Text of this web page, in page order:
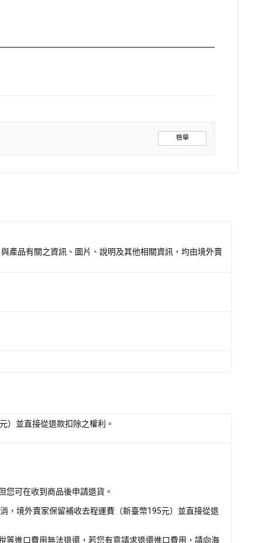
檢舉
產品有關之資訊、圖片、說明及其他相關資訊，均由境外賣
）並直接從退款扣除之權利。
您可在收到商品後申請退貨。
，境外賣家保留補收去程運費（新臺幣195元）並直接從退
進口費用無法退還，若您有意請求退還進口費用，請向海